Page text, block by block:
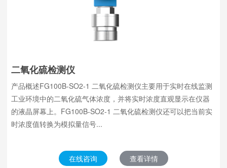
二氧化硫检测仪
产品概述FG100B-SO2-1 二氧化硫检测仪主要用于实时在线监测
工业环境中的二氧化硫气体浓度，并将实时浓度直观显示在仪器
的液晶屏幕上。FG100B-SO2-1 二氧化硫检测仪还可以把当前实
时浓度值转换为模拟量信号...
在线咨询 查看详情